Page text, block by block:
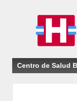
Centro de Salud